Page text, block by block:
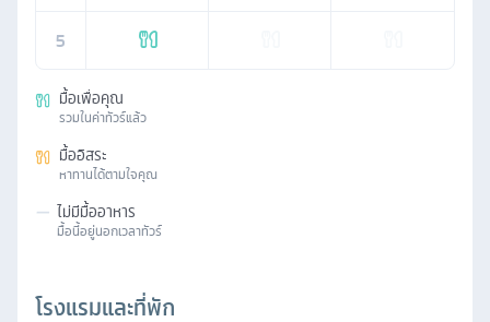
5
มื้อเพื่อคุณ
รวมในค่าทัวร์แล้ว
มื้ออิสระ
หาทานได้ตามใจคุณ
— ไม่มีมื้ออาหาร
มื้อนี้อยู่นอกเวลาทัวร์
โรงแรมและที่พัก